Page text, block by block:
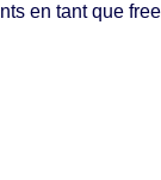
en tant que